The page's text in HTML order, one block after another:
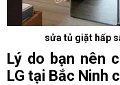
sửa tủ giặt hấp
Lý do bạn nên
LG tại Bắc Ninh